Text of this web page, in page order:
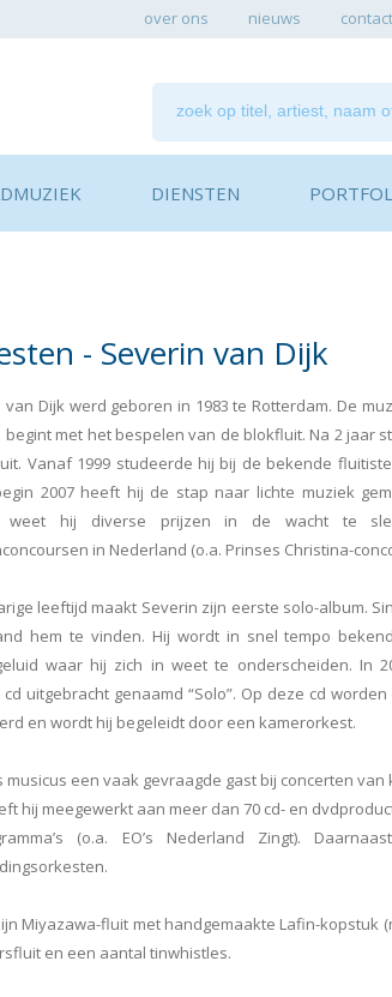
over ons nieuws contact
DIENSTEN
- Severin van Dijk
van Dijk werd geboren in 1983 te Rotterdam. De
begint met het bespelen van de blokfluit. Na 2 jaar
Vanaf 1999 studeerde hij bij de bekende
2007 heeft hij de stap naar lichte muziek
weet hij diverse prijzen in de wacht te
in Nederland (o.a. Prinses Christina-
leeftijd maakt Severin zijn eerste solo-album.
hem te vinden. Hij wordt in snel tempo
waar hij zich in weet te onderscheiden. In
uitgebracht genaamd “Solo”. Op deze cd
en wordt hij begeleidt door een kamerorkest.
musicus een vaak gevraagde gast bij concerten
hij meegewerkt aan meer dan 70 cd- en
(o.a. EO’s Nederland Zingt).
Miyazawa-fluit met handgemaakte Lafin-kopstuk
en een aantal tinwhistles.